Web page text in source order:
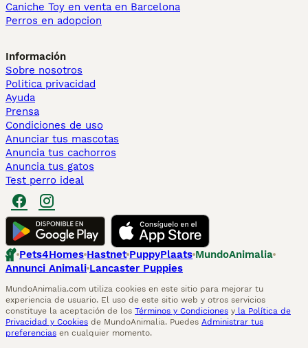
Caniche Toy en venta en Barcelona
Perros en adopcion
Información
Sobre nosotros
Politica privacidad
Ayuda
Prensa
Condiciones de uso
Anunciar tus mascotas
Anuncia tus cachorros
Anuncia tus gatos
Test perro ideal
Pets4Homes Hastnet PuppyPlaats MundoAnimalia
Annunci Animali Lancaster Puppies
MundoAnimalia.com utiliza cookies en este sitio para mejorar tu
experiencia de usuario. El uso de este sitio web y otros servicios
constituye la aceptación de los Términos y Condiciones y la Política de
Privacidad y Cookies de MundoAnimalia. Puedes Administrar tus
preferencias en cualquier momento.